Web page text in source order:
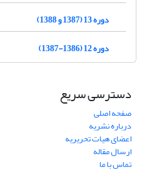
دوره 13 (1387 و 1388)
دوره 12 (1386-1387)
دسترسی سریع
صفحه اصلی
درباره نشریه
اعضای هیات تحریریه
ارسال مقاله
تماس با ما